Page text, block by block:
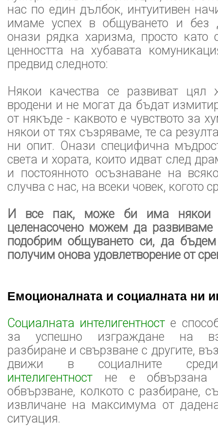
нас по един дълбок, интуитивен
имаме успех в общуването и без
онази рядка харизма, просто като
ценността на хубавата
предвид следното:
Някои качества се развиват цял
вродени и не могат да бъдат
от някъде - каквото е чувството за
някои от тях съзряваме, те са
ни опит. Онази специфична
света и хората, които идват след
и постоянното осъзнаване на
случва с нас, на всеки човек, когото
И все пак, може би има някои
целенасочено можем да
подобрим общуването си, да
получим онова удовлетворение от
Емоционалната и социалната ни
Социалната интелигентност е
за успешно изграждане на
разбиране и свързване с другите,
движи в социалните
интелигентност не е обвързана
обвързване, колкото с разбиране,
извличане на максимума от
ситуация.